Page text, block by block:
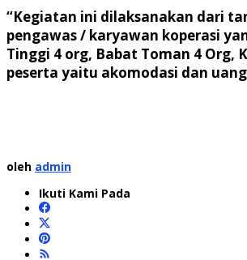
“Kegiatan ini dilaksanakan dari
pengawas / karyawan koperasi
Tinggi 4 org, Babat Toman 4 Org,
peserta yaitu akomodasi dan
oleh admin
Ikuti Kami Pada